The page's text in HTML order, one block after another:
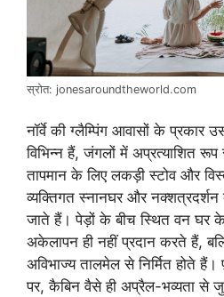
स्रोत: jonesaroundtheworld.com
नॉर्वे की ग्लैम्पिंग आवासों के
विभिन्न हैं, जंगलों में अप्रत्याशित
तापमान के लिए लकड़ी स्टोव और
व्यक्तिगत स्नानघर और
जाते हैं। पेड़ों के बीच स्थित वन घर
अकेलापन ही नहीं प्रदान करते हैं,
अविभाज्य तालमेल से निर्मित होते
पर, कैबिन वैसे ही अप्रैल-भव्यता से